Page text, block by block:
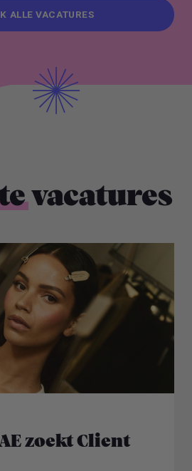
ALLE VACATURES
vacatures
zoekt Client